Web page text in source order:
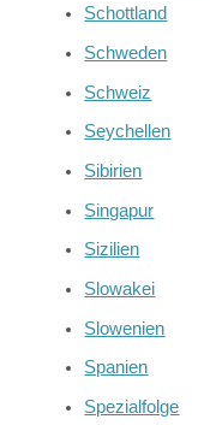
Schottland
Schweden
Schweiz
Seychellen
Sibirien
Singapur
Sizilien
Slowakei
Slowenien
Spanien
Spezialfolge